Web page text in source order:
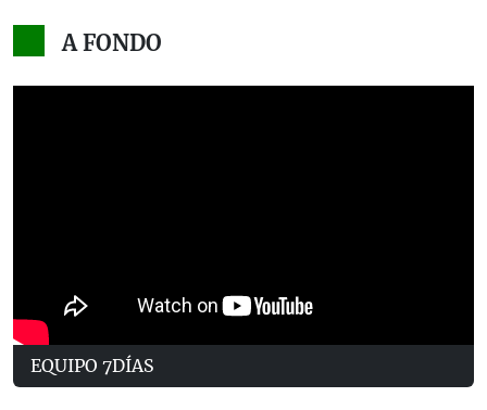
A FONDO
EQUIPO 7DÍAS